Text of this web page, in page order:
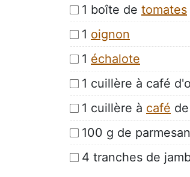
1 boîte de tomates
1 oignon
1 échalote
1 cuillère à café
1 cuillère à café
100 g de
4 tranches de